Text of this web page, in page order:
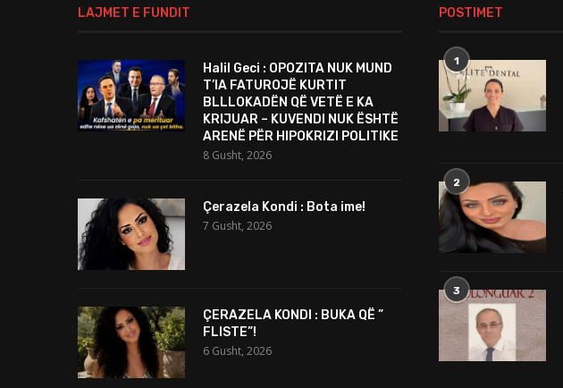
LAJMET E FUNDIT
Halil Geci : OPOZITA NUK MUND
T’IA FATUROJË KURTIT
BLLLOKADËN QË VETË E KA
KRIJUAR – KUVENDI NUK ËSHTË
ARENË PËR HIPOKRIZI POLITIKE
8 Gusht, 2026
Çerazela Kondi : Bota ime!
7 Gusht, 2026
ÇERAZELA KONDI : BUKA QË ”
FLISTE”!
6 Gusht, 2026
POSTIMET
1
2
3